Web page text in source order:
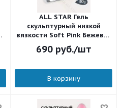
ALL STAR Гель
скульптурный низкой
вязкости Soft Pink Бежево-
розовый 716 30 мл.
690руб./шт
В корзину